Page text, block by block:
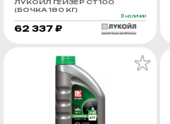
ЛУКОЙЛ ГЕЙЗЕР СТ 100
(БОЧКА 180 КГ)
В наличии
62 337 ₽